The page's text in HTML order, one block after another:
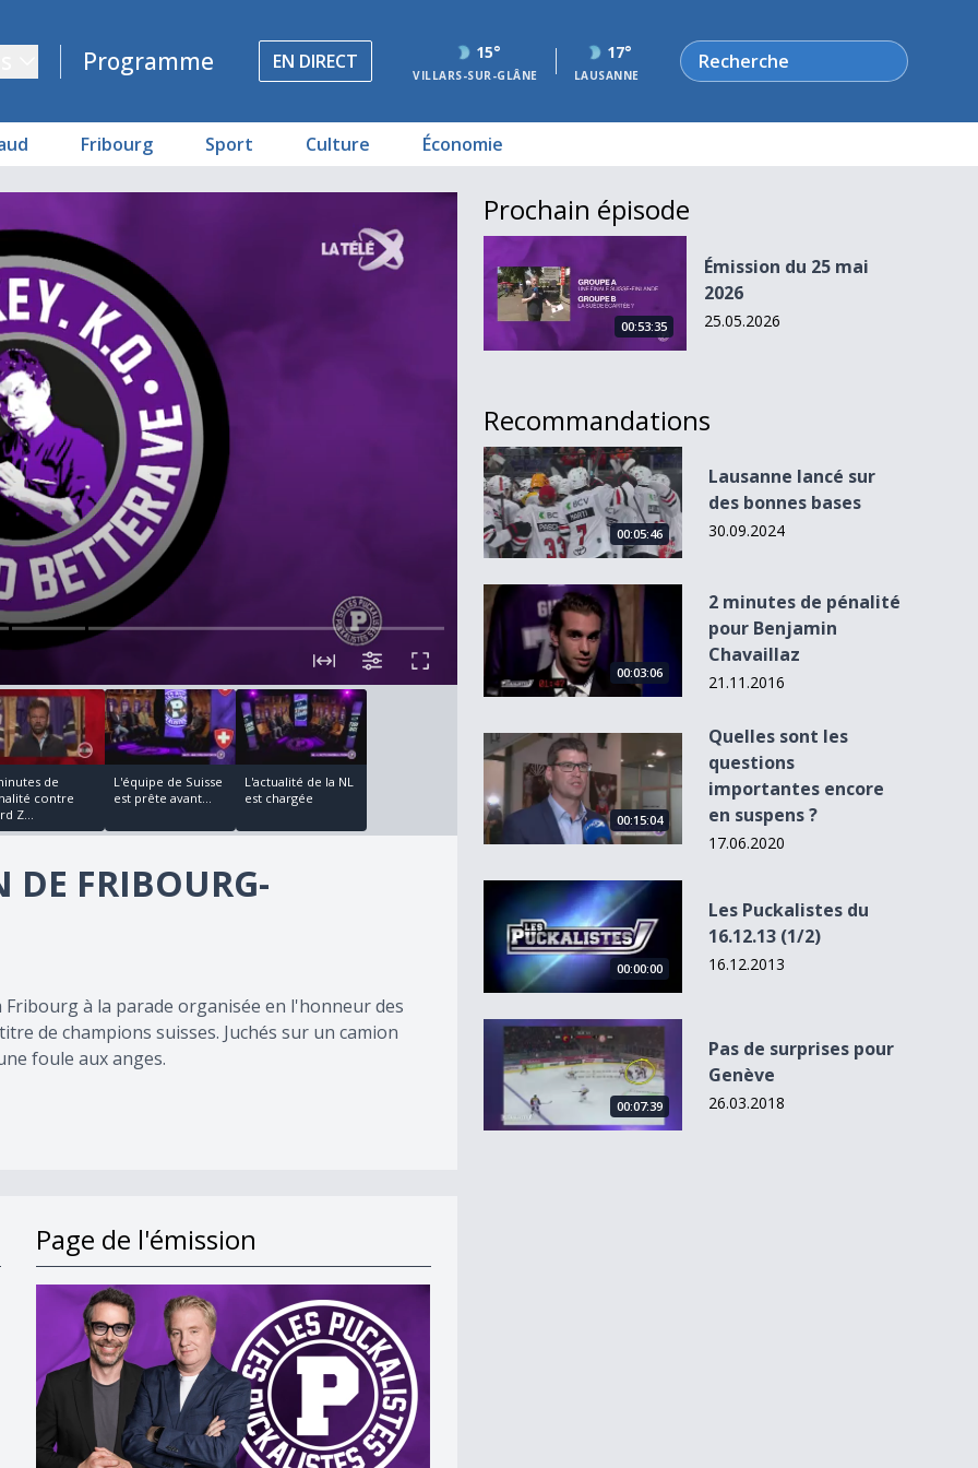
Programme EN DIRECT 15°
VILLARS-SUR-GLÂNE
17°
LAUSANNE
Rechercher
Fribourg Sport Culture Économie
de
contre
Z...
L'équipe de Suisse
est prête avant...
L'actualité de la NL
est chargée
DE FRIBOURG-
à la parade organisée en l'honneur des
de champions suisses. Juchés sur un camion
foule aux anges.
prochaine ?
Page de l'émission
Prochain épisode
Émission du 25 mai 2026
00:53:35
Émission du 25 mai
2026
25.05.2026
Recommandations
Lausanne lancé sur des bonnes bases
00:05:46
Lausanne lancé sur
des bonnes bases
30.09.2024
2 minutes de pénalité pour Benjamin Chavaillaz
00:03:06
2 minutes de pénalité
pour Benjamin
Chavaillaz
21.11.2016
Quelles sont les questions importantes encore en suspens ?
00:15:04
Quelles sont les
questions
importantes encore
en suspens ?
17.06.2020
Les Puckalistes du 16.12.13 (1/2)
00:00:00
Les Puckalistes du
16.12.13 (1/2)
16.12.2013
Pas de surprises pour Genève
00:07:39
Pas de surprises pour
Genève
26.03.2018